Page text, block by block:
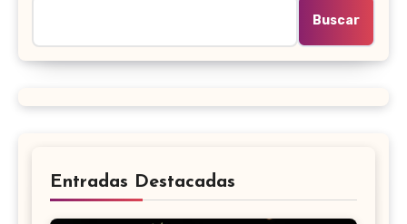
Buscar
Entradas Destacadas